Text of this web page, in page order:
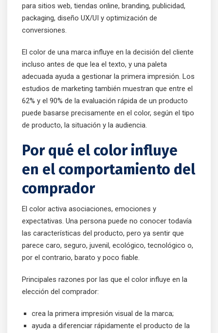
para sitios web, tiendas online, branding, publicidad,
packaging, diseño UX/UI y optimización de
conversiones.
El color de una marca influye en la decisión del cliente
incluso antes de que lea el texto, y una paleta
adecuada ayuda a gestionar la primera impresión. Los
estudios de marketing también muestran que entre el
62% y el 90% de la evaluación rápida de un producto
puede basarse precisamente en el color, según el tipo
de producto, la situación y la audiencia.
Por qué el color influye
en el comportamiento del
comprador
El color activa asociaciones, emociones y
expectativas. Una persona puede no conocer todavía
las características del producto, pero ya sentir que
parece caro, seguro, juvenil, ecológico, tecnológico o,
por el contrario, barato y poco fiable.
Principales razones por las que el color influye en la
elección del comprador:
crea la primera impresión visual de la marca;
ayuda a diferenciar rápidamente el producto de la